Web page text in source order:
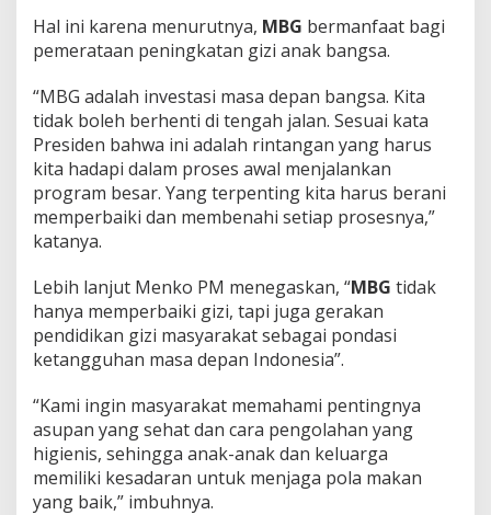
Hal ini karena menurutnya, MBG bermanfaat bagi
pemerataan peningkatan gizi anak bangsa.
“MBG adalah investasi masa depan bangsa. Kita
tidak boleh berhenti di tengah jalan. Sesuai kata
Presiden bahwa ini adalah rintangan yang harus
kita hadapi dalam proses awal menjalankan
program besar. Yang terpenting kita harus berani
memperbaiki dan membenahi setiap prosesnya,”
katanya.
Lebih lanjut Menko PM menegaskan, “MBG tidak
hanya memperbaiki gizi, tapi juga gerakan
pendidikan gizi masyarakat sebagai pondasi
ketangguhan masa depan Indonesia”.
“Kami ingin masyarakat memahami pentingnya
asupan yang sehat dan cara pengolahan yang
higienis, sehingga anak-anak dan keluarga
memiliki kesadaran untuk menjaga pola makan
yang baik,” imbuhnya.